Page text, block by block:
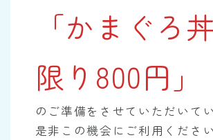
「かまぐろ
限り800円」
のご準備をさせていただいて
是非この機会にご利用ください